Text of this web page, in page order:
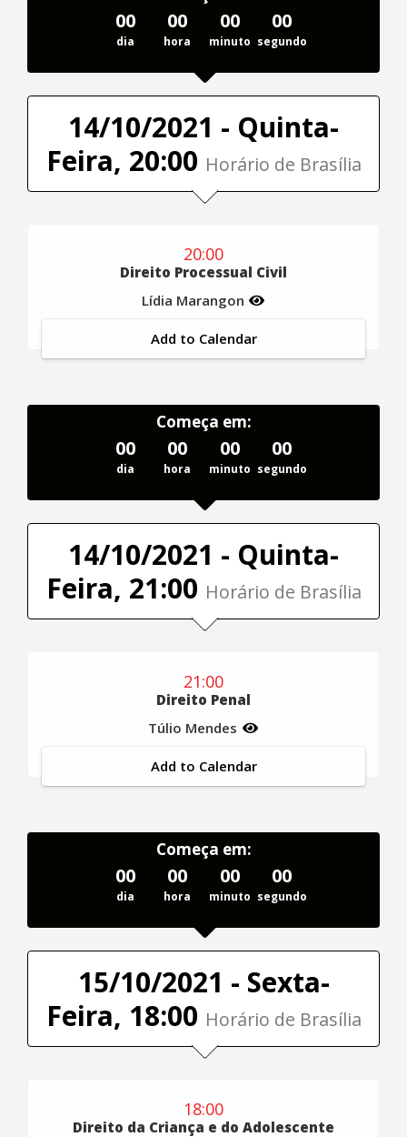
00
dia
00
hora
00
minuto
00
segundo
14/10/2021 - Quinta-
Feira, 20:00 Horário de Brasília
20:00
Direito Processual Civil
Lídia Marangon
Add to Calendar
Começa em:
00
dia
00
hora
00
minuto
00
segundo
14/10/2021 - Quinta-
Feira, 21:00 Horário de Brasília
21:00
Direito Penal
Túlio Mendes
Add to Calendar
Começa em:
00
dia
00
hora
00
minuto
00
segundo
15/10/2021 - Sexta-
Feira, 18:00 Horário de Brasília
18:00
Direito da Criança e do Adolescente